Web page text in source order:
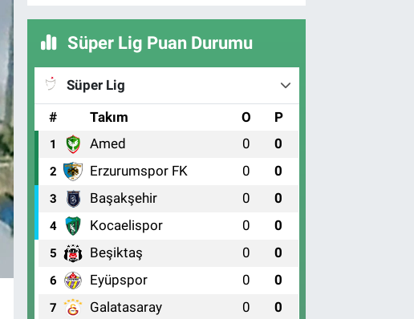
Süper Lig Puan Durumu
Süper Lig
#
Takım O P
1 Amed 0 0
2 Erzurumspor FK 0 0
3 Başakşehir 0 0
4 Kocaelispor 0 0
5 Beşiktaş 0 0
6 Eyüpspor 0 0
7 Galatasaray 0 0